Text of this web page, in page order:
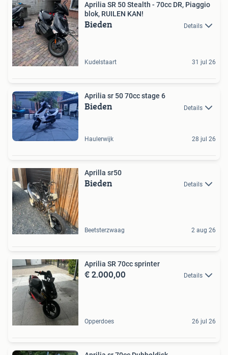
Aprilia SR 50 Stealth - 70cc DR, Piaggio
blok, RUILEN KAN!
Bieden Details
Kudelstaart 31 jul 26
Aprilia sr 50 70cc stage 6
Bieden Details
Haulerwijk 28 jul 26
Aprilla sr50
Bieden Details
Beetsterzwaag 2 aug 26
Aprilia SR 70cc sprinter
€ 2.000,00 Details
Opperdoes 26 jul 26